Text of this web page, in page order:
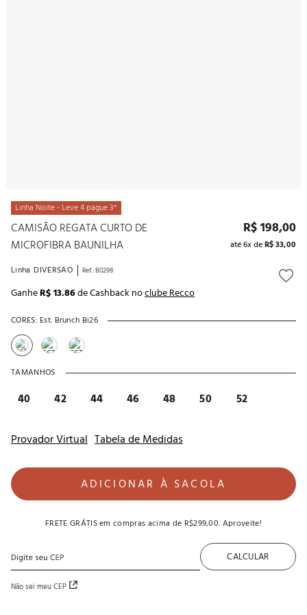
Linha Noite - Leve 4 pague 3*
CAMISÃO REGATA CURTO DE
MICROFIBRA BAUNILHA
R$198,00
até6x deR$33,00
Linha DIVERSAO Ref.:B0298
GanheR$ 13.86de Cashback noclube Recco
CORES: Est. Brunch Bi26
TAMANHOS
40 42 44 46 48 50 52
Provador Virtual Tabela de Medidas
ADICIONAR À SACOLA
FRETE GRÁTISem compras acima de R$299,00. Aproveite!
Não sei meu CEP
CALCULAR